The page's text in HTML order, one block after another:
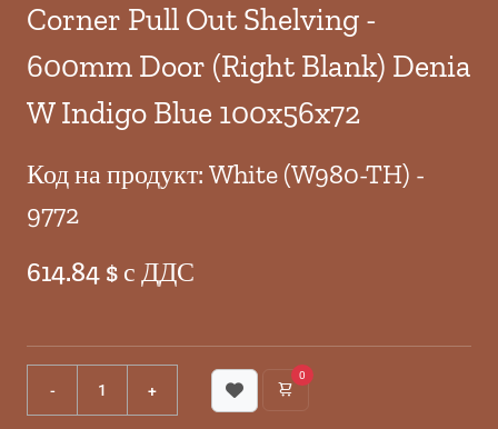
Corner Pull Out Shelving -
600mm Door (Right Blank) Denia
W Indigo Blue 100x56x72
Код на продукт: White (W980-TH) -
9772
614.84 $ с ДДС
0